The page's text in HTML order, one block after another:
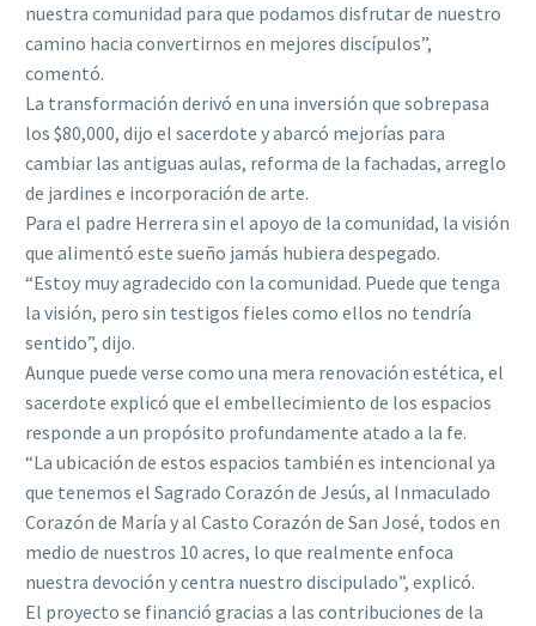
nuestra comunidad para que podamos disfrutar de nuestro
camino hacia convertirnos en mejores discípulos”,
comentó.
La transformación derivó en una inversión que sobrepasa
los $80,000, dijo el sacerdote y abarcó mejorías para
cambiar las antiguas aulas, reforma de la fachadas, arreglo
de jardines e incorporación de arte.
Para el padre Herrera sin el apoyo de la comunidad, la visión
que alimentó este sueño jamás hubiera despegado.
“Estoy muy agradecido con la comunidad. Puede que tenga
la visión, pero sin testigos fieles como ellos no tendría
sentido”, dijo.
Aunque puede verse como una mera renovación estética, el
sacerdote explicó que el embellecimiento de los espacios
responde a un propósito profundamente atado a la fe.
“La ubicación de estos espacios también es intencional ya
que tenemos el Sagrado Corazón de Jesús, al Inmaculado
Corazón de María y al Casto Corazón de San José, todos en
medio de nuestros 10 acres, lo que realmente enfoca
nuestra devoción y centra nuestro discipulado”, explicó.
El proyecto se financió gracias a las contribuciones de la